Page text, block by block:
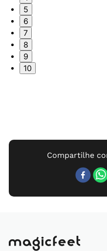
5
6
7
8
9
10